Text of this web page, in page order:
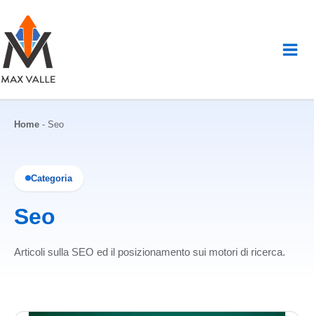
contenuto
Home - Seo
Categoria
Seo
Articoli sulla SEO ed il posizionamento sui motori di ricerca.